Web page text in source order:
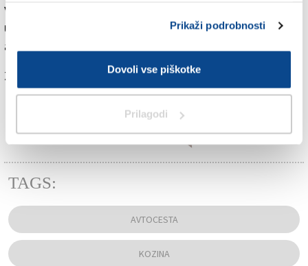
Prikaži podrobnosti
Dovoli vse piškotke
Prilagodi
v okviru pogodbenih določil, zato zaradi njihove
uvedbe Dars ne bo sklepal dodatnih pogodbenih
aneksov.
Za branje in pisanje komentarjevje potrebna prijava
TAGS:
AVTOCESTA
KOZINA